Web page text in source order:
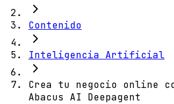
Contenido
Inteligencia Artificial
Crea tu negocio online
Abacus AI Deepagent